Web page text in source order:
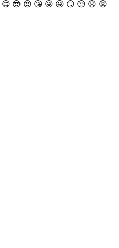
😋 😎 😍 😘 😜 😝 😏 😒 😞 😡